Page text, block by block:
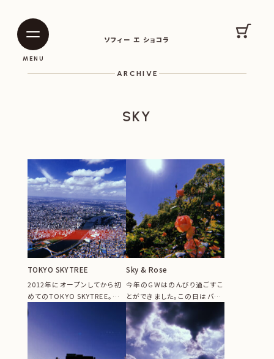
ソフィー エ ショコラ
MENU
カー
ARCHIVE
SKY
TOKYO SKYTREE
2012年にオープンしてから初
めてのTOKYO SKYTREE。地
上450mの『東京スカイ...
Sky & Rose
今年のGWはのんびり過ごすこ
とができました。この日はバラ
を見に日比谷公園へ。空とロ
ーズがあ...